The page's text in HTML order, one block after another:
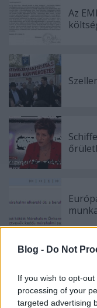
Blog - Do Not
If you wish to opt-
processing of your
targeted advertising
Az
A